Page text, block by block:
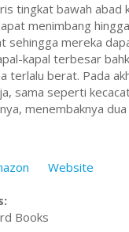
tingkat bawah
menimbang
sehingga mereka
kapal terbesar
terlalu berat. Pada
sama seperti
menembaknya
Website
Books